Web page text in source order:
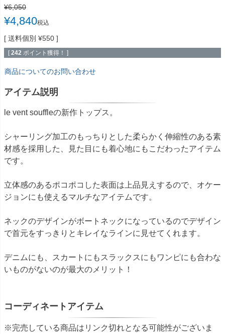
¥6,050
¥4,840税込
送料個別 ¥550
[ 242 ポイント獲得！ ]
商品についてのお問い合わせ
アイテム説明
le vent souffleの新作トップス。
シャーリング加工のもっちりとした柔らかく伸縮性のある素
材感を採用した、見た目にも着心地にもこだわったアイテム
です。
立体感のあるポコポコした表面は上品見えするので、オケー
ジョンにも使えるマルチなアイテムです。
ネックのデザインがボートネックになっているのでデザイン
で首元をすっきりとキレイなラインに見せてくれます。
デニムにも、スカートにもスラックスにもワンピにも合わな
いものがないのが最大のメリット！
コーディネートアイテム
※完売している商品はリンク切れとなる可能性がございま